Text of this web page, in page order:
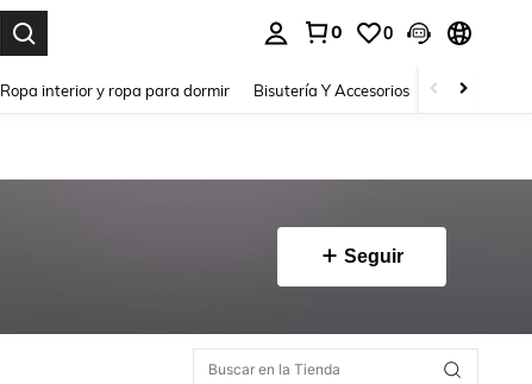
0 0
Ropa interior y ropa para dormir Bisutería Y Accesorios Zapatos
Seguir